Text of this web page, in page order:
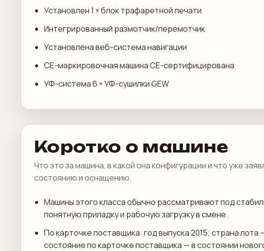
Установлен 1 × блок трафаретной печати
Интегрированный размотчик/перемотчик
Установлена веб-система навигации
CE-маркировочная машина CE-сертифицирована
УФ-система 6 × УФ-сушилки GEW
Коротко о машине
Что это за машина, в какой она конфигурации и что уже
состоянию и оснащению.
Машины этого класса обычно рассматривают под
понятную приладку и рабочую загрузку в смене.
По карточке поставщика: год выпуска 2015; страна лота
состояние по карточке поставщика — в состоянии